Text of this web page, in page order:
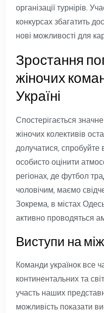
організації турнірів.
конкурсах збагатить
нові можливості для
Зростання
жіночих
Україні
Спостерігається
жіночих колективів
долучатися, спробуйте
особисто оцінити
регіонах, де футбол
чоловічим, маємо
Зокрема, в містах
активно проводяться
Виступи на
Команди українок все
континентальних та
участь наших
можливість показати